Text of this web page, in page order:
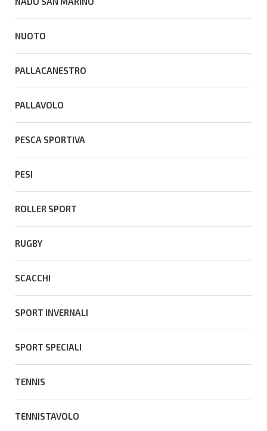
NUOTO
PALLACANESTRO
PALLAVOLO
PESCA SPORTIVA
PESI
ROLLER SPORT
RUGBY
SCACCHI
SPORT INVERNALI
SPORT SPECIALI
TENNIS
TENNISTAVOLO